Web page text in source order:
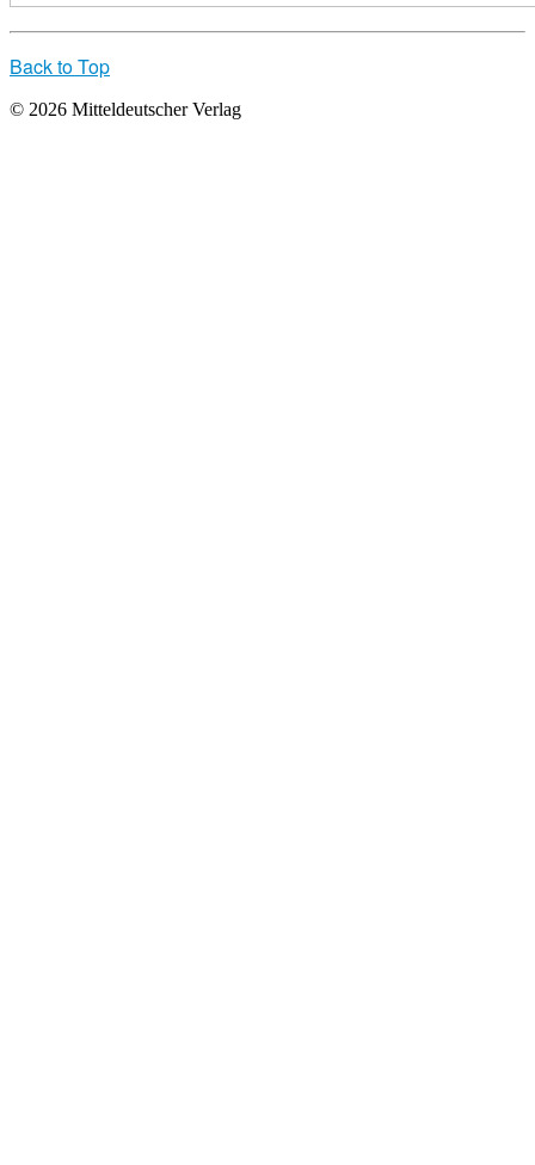
Back to Top
© 2026 Mitteldeutscher Verlag